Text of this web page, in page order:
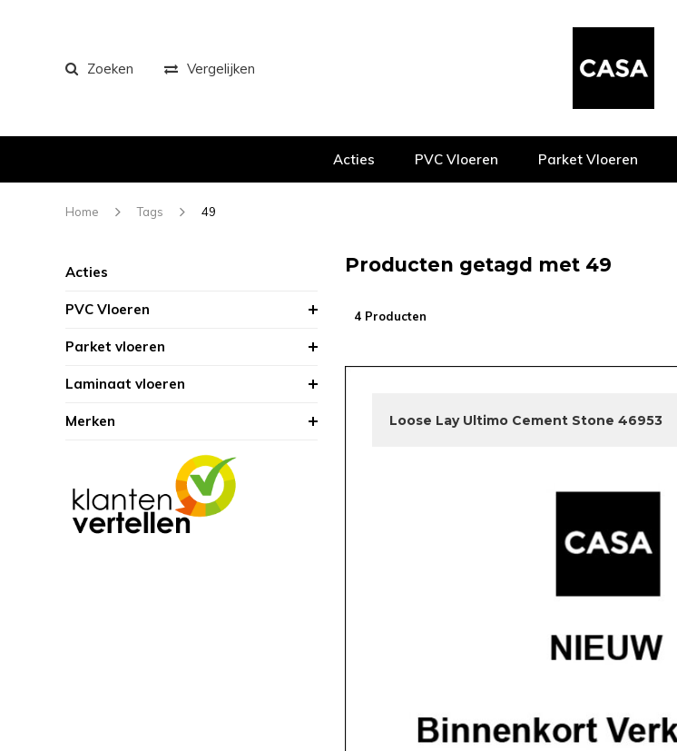
Zoeken Vergelijken
Acties PVC Vloeren Parket Vloeren
Home Tags 49
Acties
PVC Vloeren
Parket vloeren
Laminaat vloeren
Merken
Producten getagd met 49
4 Producten
Loose Lay Ultimo Cement Stone 46953